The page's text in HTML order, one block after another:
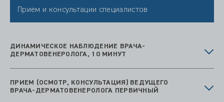
Прием и консультации специалистов
ДИНАМИЧЕСКОЕ НАБЛЮДЕНИЕ ВРАЧА-
ДЕРМАТОВЕНЕРОЛОГА, 10 МИНУТ
ПРИЕМ (ОСМОТР, КОНСУЛЬТАЦИЯ) ВЕДУЩЕГО
ВРАЧА-ДЕРМАТОВЕНЕРОЛОГА ПЕРВИЧНЫЙ